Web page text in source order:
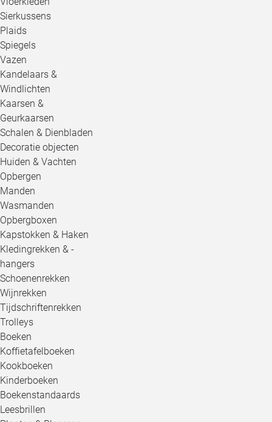
Sierkussens
Plaids
Spiegels
Vazen
Kandelaars &
Windlichten
Kaarsen &
Geurkaarsen
Schalen & Dienbladen
Decoratie objecten
Huiden & Vachten
Opbergen
Manden
Wasmanden
Opbergboxen
Kapstokken & Haken
Kledingrekken & -
hangers
Schoenenrekken
Wijnrekken
Tijdschriftenrekken
Trolleys
Boeken
Koffietafelboeken
Kookboeken
Kinderboeken
Boekenstandaards
Leesbrillen